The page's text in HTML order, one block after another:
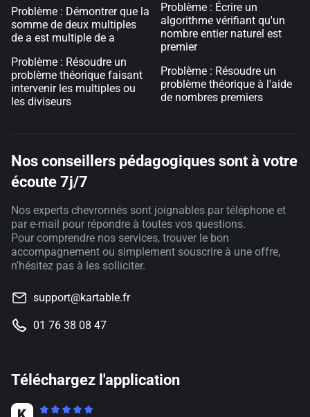
Problème : Démontrer que la
somme de deux multiples
de a est multiple de a
Problème : Résoudre un
problème théorique faisant
intervenir les multiples ou
les diviseurs
Problème : Écrire un
algorithme vérifiant qu'un
nombre entier naturel est
premier
Problème : Résoudre un
problème théorique à l'aide
de nombres premiers
Nos conseillers pédagogiques sont à votre
écoute 7j/7
Nos experts chevronnés sont joignables par téléphone et
par e-mail pour répondre à toutes vos questions.
Pour comprendre nos services, trouver le bon
accompagnement ou simplement souscrire à une offre,
n'hésitez pas à les solliciter.
support@kartable.fr
01 76 38 08 47
Téléchargez l'application